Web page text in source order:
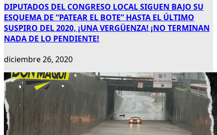
DIPUTADOS DEL CONGRESO LOCAL SIGUEN BAJO SU
ESQUEMA DE “PATEAR EL BOTE” HASTA EL ÚLTIMO
SUSPIRO DEL 2020, ¡UNA VERGÜENZA! ¡NO TERMINAN
NADA DE LO PENDIENTE!
diciembre 26, 2020